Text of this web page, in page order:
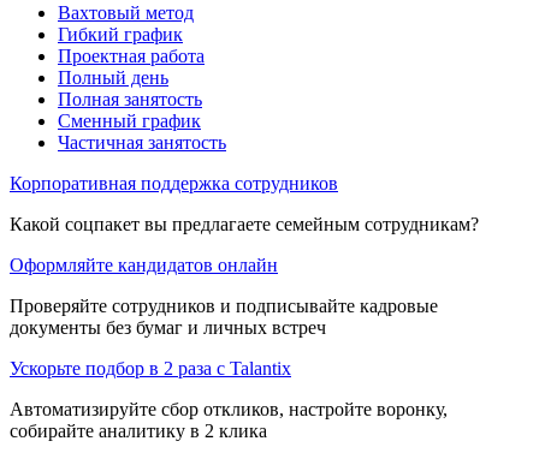
Вахтовый метод
Гибкий график
Проектная работа
Полный день
Полная занятость
Сменный график
Частичная занятость
Корпоративная поддержка сотрудников
Какой соцпакет вы предлагаете семейным сотрудникам?
Оформляйте кандидатов онлайн
Проверяйте сотрудников и подписывайте кадровые
документы без бумаг и личных встреч
Ускорьте подбор в 2 раза с Talantix
Автоматизируйте сбор откликов, настройте воронку,
собирайте аналитику в 2 клика